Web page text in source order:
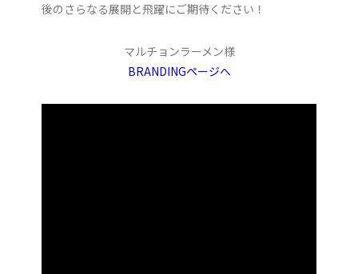
後のさらなる展開と飛躍にご期待ください！
マルチョンラーメン様
BRANDINGページへ